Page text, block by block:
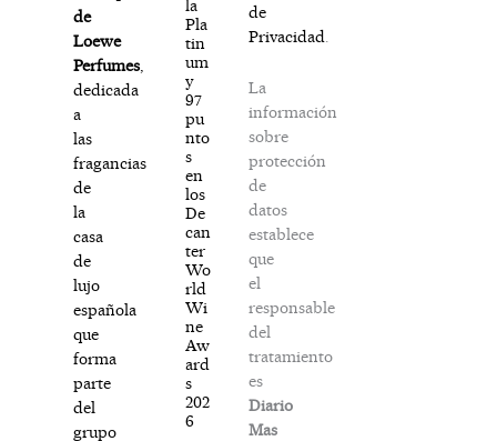
de
Loewe
Perfumes,
dedicada
a
las
fragancias
de
la
casa
de
lujo
española
que
forma
parte
del
grupo
la
Pla
tin
um
y
97
pu
nto
s
en
los
De
can
ter
Wo
rld
Wi
ne
Aw
ard
s
202
6
de
Privacidad
La
información
sobre
protección
de
datos
establece
que
el
responsable
del
tratamiento
es
Diario
Mas